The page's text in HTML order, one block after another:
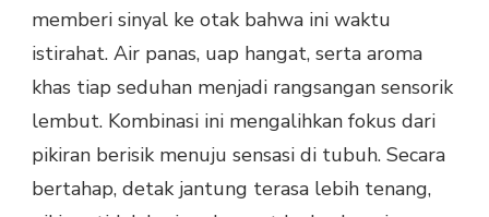
memberi sinyal ke otak bahwa ini waktu
istirahat. Air panas, uap hangat, serta aroma
khas tiap seduhan menjadi rangsangan sensorik
lembut. Kombinasi ini mengalihkan fokus dari
pikiran berisik menuju sensasi di tubuh. Secara
bertahap, detak jantung terasa lebih tenang,